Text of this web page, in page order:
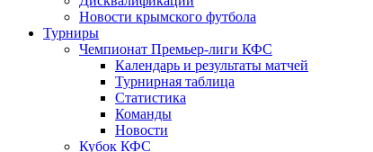
Новости крымского футбола
Турниры
Чемпионат Премьер-лиги КФС
Календарь и результаты матчей
Турнирная таблица
Статистика
Команды
Новости
Кубок КФС